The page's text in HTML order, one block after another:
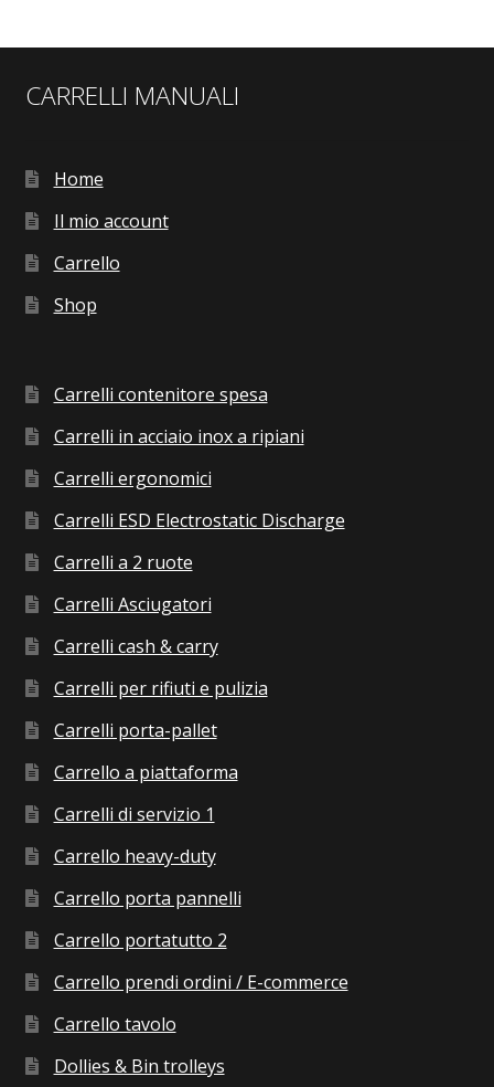
CARRELLI MANUALI
Home
Il mio account
Carrello
Shop
Carrelli contenitore spesa
Carrelli in acciaio inox a ripiani
Carrelli ergonomici
Carrelli ESD Electrostatic Discharge
Carrelli a 2 ruote
Carrelli Asciugatori
Carrelli cash & carry
Carrelli per rifiuti e pulizia
Carrelli porta-pallet
Carrello a piattaforma
Carrelli di servizio 1
Carrello heavy-duty
Carrello porta pannelli
Carrello portatutto 2
Carrello prendi ordini / E-commerce
Carrello tavolo
Dollies & Bin trolleys